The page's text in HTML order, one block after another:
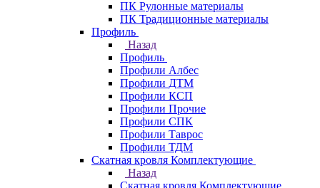
ПК Рулонные материалы
ПК Традиционные материалы
Профиль
Назад
Профиль
Профили Албес
Профили ДТМ
Профили КСП
Профили Прочие
Профили СПК
Профили Таврос
Профили ТДМ
Скатная кровля Комплектующие
Назад
Скатная кровля Комплектующие